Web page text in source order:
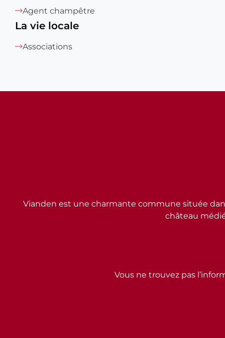
Agent champêtre
La vie locale
Associations
Vous ne trouvez pas
Vianden est une charmante commune située
château